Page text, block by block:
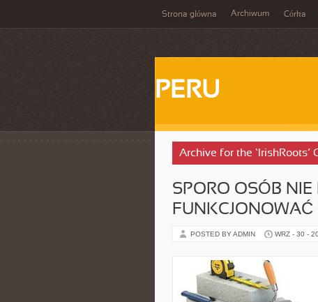
Strona główna Archiwum Córka
PERU
Archive for the ‘IrishRoots’
SPORO OSÓB NIE
FUNKCJONOWAĆ
POSTED BY ADMIN WRZ - 30 -